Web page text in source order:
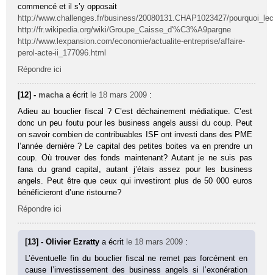
commencé et il s’y opposait
http://www.challenges.fr/business/20080131.CHAP1023427/
http://fr.wikipedia.org/wiki/Groupe_Caisse_d'%C3%A9pargne
http://www.lexpansion.com/economie/actualite-entreprise/affaire-
perol-acte-ii_177096.html
Répondre ici
[12] - macha a écrit le 18 mars 2009 :
Adieu au bouclier fiscal ? C’est déchainement médiatique. C’est
donc un peu foutu pour les business angels aussi du coup. Peut
on savoir combien de contribuables ISF ont investi dans des PME
l’année dernière ? Le capital des petites boites va en prendre un
coup. Où trouver des fonds maintenant? Autant je ne suis pas
fana du grand capital, autant j’étais assez pour les business
angels. Peut être que ceux qui investiront plus de 50 000 euros
bénéficieront d’une ristourne?
Répondre ici
[13] - Olivier Ezrattya écrit le 18 mars 2009 :
L’éventuelle fin du bouclier fiscal ne remet pas forcément en
cause l’investissement des business angels si l’exonération